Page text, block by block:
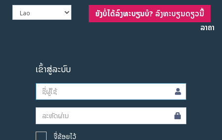
ຍັງບໍ່ໄດ້ລົງທະບຽນບໍ? ລົງທະບຽນດຽວນີ້
ລາຄາ
ເຂົ້າສູ່ລະບົບ
ຈື່ຂ້ອຍໄວ້